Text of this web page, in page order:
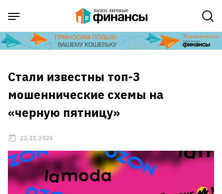
Стали известны топ-3
мошеннические схемы на
«черную пятницу»
22.11.2024